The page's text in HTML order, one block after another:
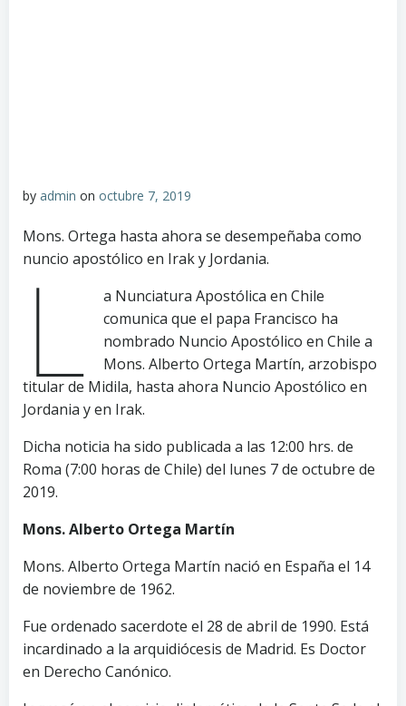
by admin on octubre 7, 2019
Mons. Ortega hasta ahora se desempeñaba como
nuncio apostólico en Irak y Jordania.
L
a Nunciatura Apostólica en Chile
comunica que el papa Francisco ha
nombrado Nuncio Apostólico en Chile a
Mons. Alberto Ortega Martín, arzobispo
titular de Midila, hasta ahora Nuncio Apostólico en
Jordania y en Irak.
Dicha noticia ha sido publicada a las 12:00 hrs. de
Roma (7:00 horas de Chile) del lunes 7 de octubre de
2019.
Mons. Alberto Ortega Martín
Mons. Alberto Ortega Martín nació en España el 14
de noviembre de 1962.
Fue ordenado sacerdote el 28 de abril de 1990. Está
incardinado a la arquidiócesis de Madrid. Es Doctor
en Derecho Canónico.